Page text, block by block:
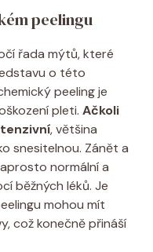
peelingu
řada mýtů, které
o této
peeling je
pleti. Ačkoli
, většina
snesitelnou. Zánět a
normální a
běžných léků. Je
mohou mít
což konečně přináší